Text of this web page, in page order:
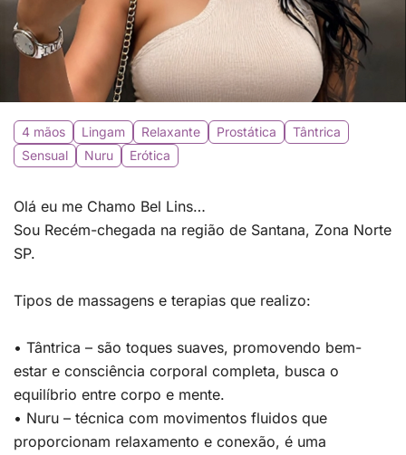
4 mãos Lingam Relaxante Prostática
Tântrica
Sensual
Nuru Erótica
Olá eu me Chamo Bel Lins…
Sou Recém-chegada na região de Santana, Zona Norte
SP.
Tipos de massagens e terapias que realizo:
• Tântrica – são toques suaves, promovendo bem-
estar e consciência corporal completa, busca o
equilíbrio entre corpo e mente.
• Nuru – técnica com movimentos fluidos que
proporcionam relaxamento e conexão, é uma